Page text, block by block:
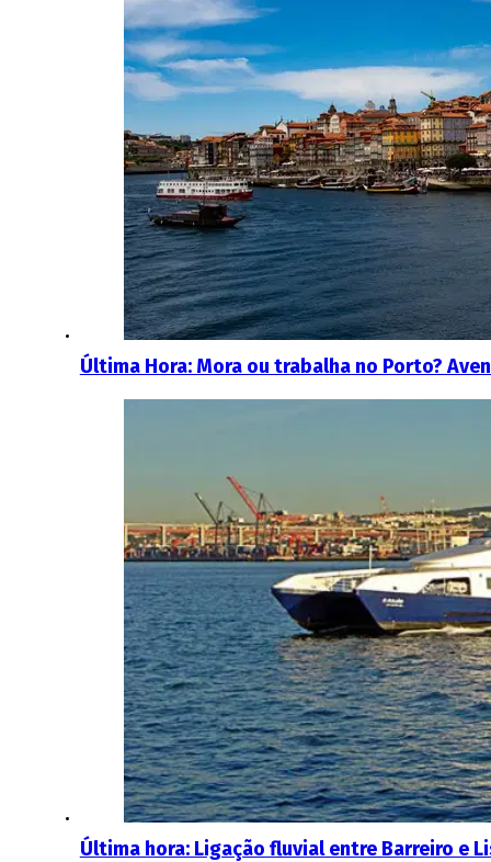
Última Hora: Mora ou trabalha no Porto?
Última hora: Ligação fluvial entre Barreiro e